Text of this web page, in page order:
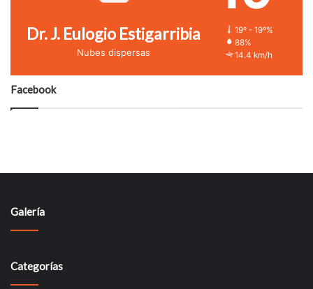
Dr. J. Eulogio Estigarribia
Nubes dispersas
19º - 19º%
88%
14.4 km/h
Facebook
Galería
Categorías